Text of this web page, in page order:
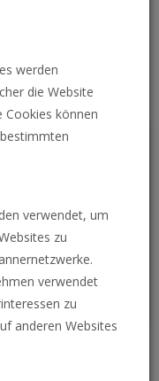
werden
die Website
Cookies können
verwendet, um
zu
verwendet
zu
anderen Websites